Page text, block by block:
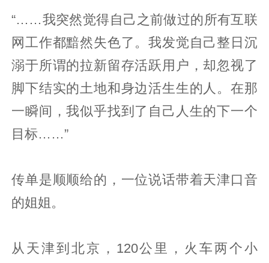
“……我突然觉得自己之前做过的所有互联
网工作都黯然失色了。我发觉自己整日沉
溺于所谓的拉新留存活跃用户，却忽视了
脚下结实的土地和身边活生生的人。在那
一瞬间，我似乎找到了自己人生的下一个
目标……”
传单是顺顺给的，一位说话带着天津口音
的姐姐。
从天津到北京，120公里，火车两个小